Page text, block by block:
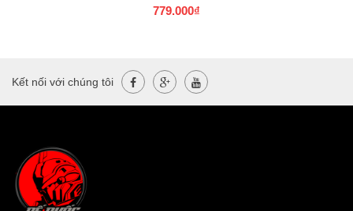
779.000₫
Kết nối với chúng tôi